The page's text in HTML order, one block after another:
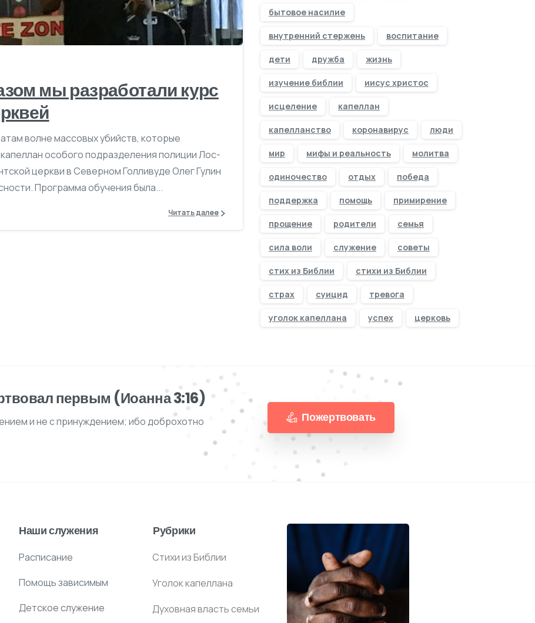
0
мы разработали курс
волне массовых убийств, которые
особого подразделения полиции Лос-
церкви в Северном Голливуде Олег Гулин
Программа обучения была...
Читать далее
бытовое насилие
внутренний стержень воспитание
дети дружба жизнь
изучение библии иисус христос
исцеление капеллан
капелланство коронавирус люди
мир мифы и реальность молитва
одиночество отдых победа
поддержка помощь примирение
прощение родители семья
сила воли служение советы
стих из Библии стихи из Библии
страх суицид тревога
уголок капеллана успех церковь
первым (Иоанна 3:16)
и не с принуждением; ибо доброхотно
Пожертвовать
Наши служения
Расписание
Помощь зависимым
Детское служение
Рубрики
Стихи из Библии
Уголок капеллана
Духовная власть семьи